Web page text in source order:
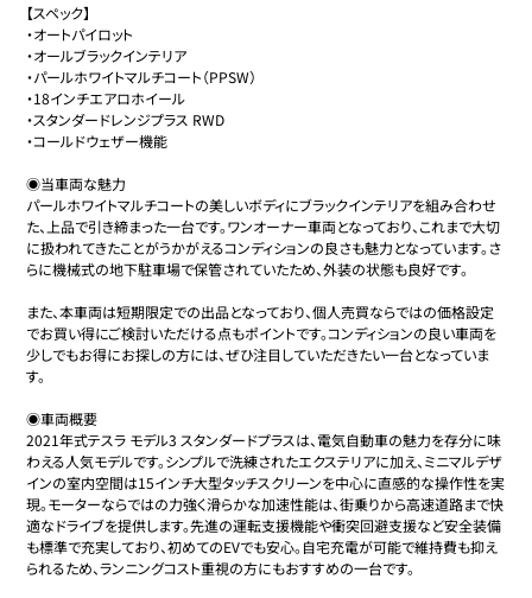
【スペック】
・オートパイロット
・オールブラックインテリア
・パールホワイトマルチコート（PPSW）
・18インチエアロホイール
・スタンダードレンジプラス RWD
・コールドウェザー機能
◉当車両な魅力
パールホワイトマルチコートの美しいボディにブラックインテリアを組み合わせ
た、上品で引き締まった一台です。ワンオーナー車両となっており、これまで大切
に扱われてきたことがうかがえるコンディションの良さも魅力となっています。さ
らに機械式の地下駐車場で保管されていたため、外装の状態も良好です。
また、本車両は短期限定での出品となっており、個人売買ならではの価格設定
でお買い得にご検討いただける点もポイントです。コンディションの良い車両を
少しでもお得にお探しの方には、ぜひ注目していただきたい一台となっていま
す。
◉車両概要
2021年式テスラ モデル3 スタンダードプラスは、電気自動車の魅力を存分に味
わえる人気モデルです。シンプルで洗練されたエクステリアに加え、ミニマルデザ
インの室内空間は15インチ大型タッチスクリーンを中心に直感的な操作性を実
現。モーターならではの力強く滑らかな加速性能は、街乗りから高速道路まで快
適なドライブを提供します。先進の運転支援機能や衝突回避支援など安全装備
も標準で充実しており、初めてのEVでも安心。自宅充電が可能で維持費も抑え
られるため、ランニングコスト重視の方にもおすすめの一台です。